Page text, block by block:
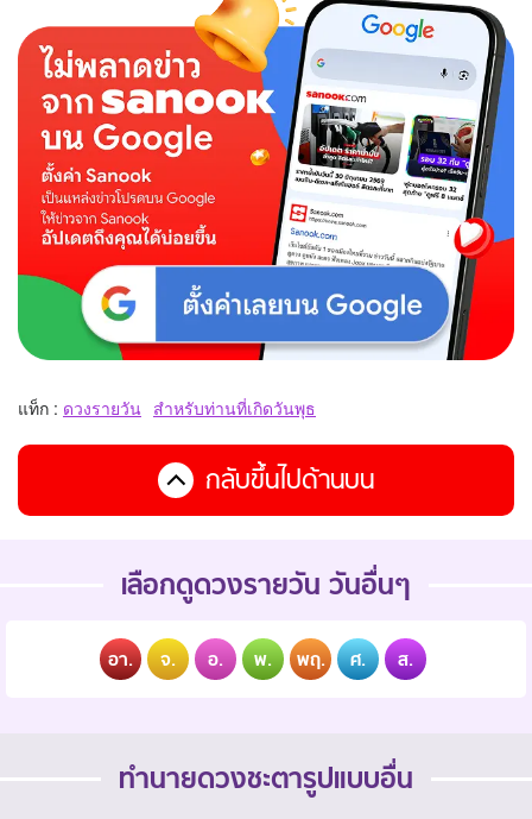
แท็ก : ดวงรายวัน สำหรับท่านที่เกิดวันพุธ
กลับขึ้นไปด้านบน
เลือกดูดวงรายวัน วันอื่นๆ
อา. จ. อ. พ. พฤ. ศ. ส.
ทำนายดวงชะตารูปแบบอื่น